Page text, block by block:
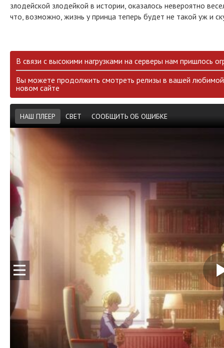
злодейской злодейкой в истории, оказалось невероятно
что, возможно, жизнь у принца теперь будет не такой уж и
В связи с высокими нагрузками на серверы нам пришлось
Вы можете продолжить смотреть релизы в вашей
новом сайте
НАШ ПЛЕЕР СВЕТ СООБЩИТЬ ОБ ОШИБКЕ